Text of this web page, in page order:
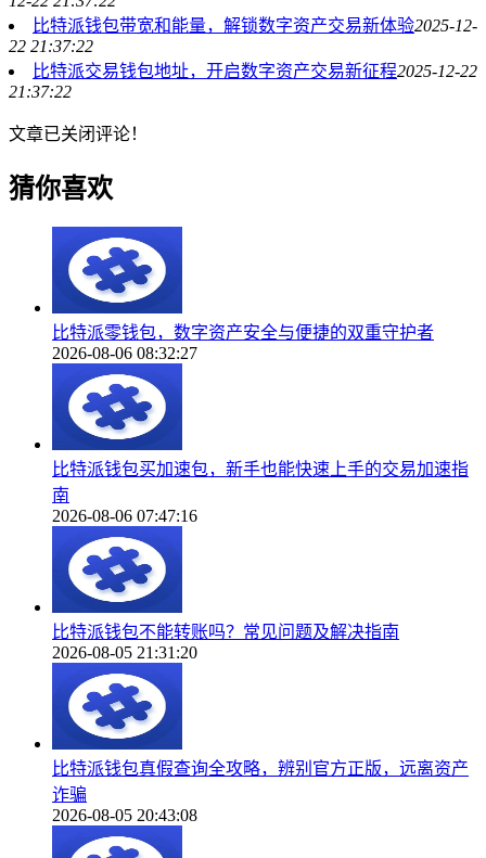
比特派钱包带宽和能量，解锁数字资产交易新体验2025-12-
22 21:37:22
比特派交易钱包地址，开启数字资产交易新征程2025-12-22
21:37:22
文章已关闭评论！
猜你喜欢
比特派零钱包，数字资产安全与便捷的双重守护者
2026-08-06 08:32:27
比特派钱包买加速包，新手也能快速上手的交易加速指
南
2026-08-06 07:47:16
比特派钱包不能转账吗？常见问题及解决指南
2026-08-05 21:31:20
比特派钱包真假查询全攻略，辨别官方正版，远离资产
诈骗
2026-08-05 20:43:08